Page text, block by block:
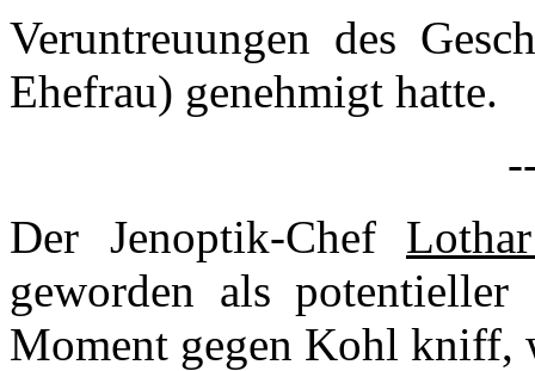
Veruntreuungen des
Ehefrau) genehmigt hatte.
Der Jenoptik-Chef
geworden als
Moment gegen Kohl kniff,